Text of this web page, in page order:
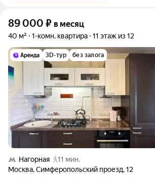
89 000 ₽ в месяц
40 м² 1-комн. квартира 11 этаж из 12
3D-тур без залога
Нагорная
11 мин.
Москва,Симферопольский проезд,12